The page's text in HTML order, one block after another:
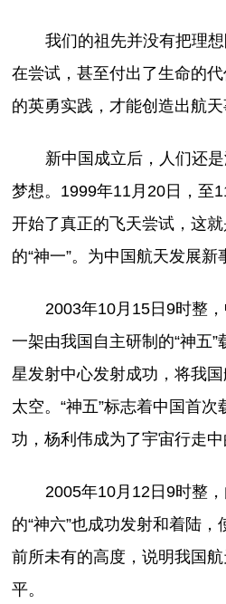
我们的祖先并没有把理
在尝试，甚至付出了生命的
的英勇实践，才能创造出航天
新中国成立后，人们还
梦想。1999年11月20日，至
开始了真正的飞天尝试，这
的“神一”。为中国航天发展新
2003年10月15日9时整
一架由我国自主研制的“神五
星发射中心发射成功，将我
太空。“神五”标志着中国首
功，杨利伟成为了宇宙行走中
2005年10月12日9时整
的“神六”也成功发射和着陆
前所未有的高度，说明我国
平。